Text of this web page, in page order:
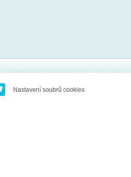
Nastavení soubrů cookies